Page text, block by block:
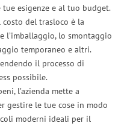
esigenze e al tuo budget.
del trasloco è la
l’imballaggio, lo smontaggio
temporaneo e altri.
il processo di
possibile.
l’azienda mette a
gestire le tue cose in modo
moderni ideali per il